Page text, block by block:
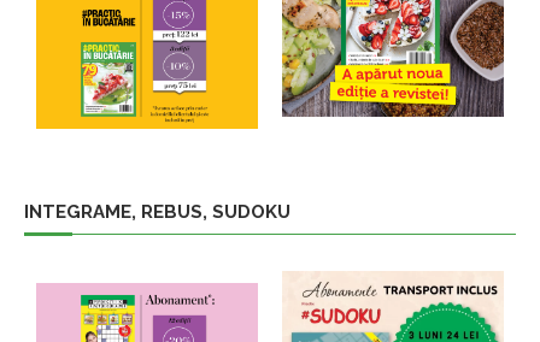
INTEGRAME, REBUS, SUDOKU